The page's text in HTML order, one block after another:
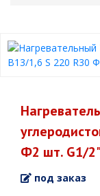
Ф2 шт. G1/
под заказ